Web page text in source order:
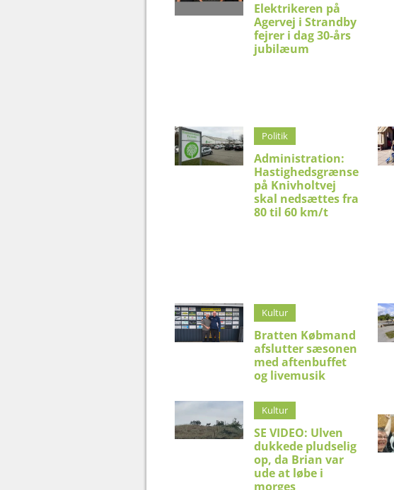
Elektrikeren på
Agervej i Strandby
fejrer i dag 30-års
jubilæum
Politik
Administration:
Hastighedsgrænse
på Knivholtvej
skal nedsættes fra
80 til 60 km/t
Kultur
Bratten Købmand
afslutter sæsonen
med aftenbuffet
og livemusik
Kultur
SE VIDEO: Ulven
dukkede pludselig
op, da Brian var
ude at løbe i
morges